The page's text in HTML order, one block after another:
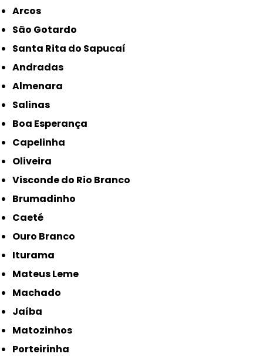
Arcos
São Gotardo
Santa Rita do Sapucaí
Andradas
Almenara
Salinas
Boa Esperança
Capelinha
Oliveira
Visconde do Rio Branco
Brumadinho
Caeté
Ouro Branco
Iturama
Mateus Leme
Machado
Jaíba
Matozinhos
Porteirinha